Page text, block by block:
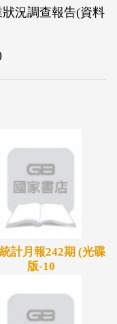
況調查報告(資料
計月報242期 (光碟
版-10